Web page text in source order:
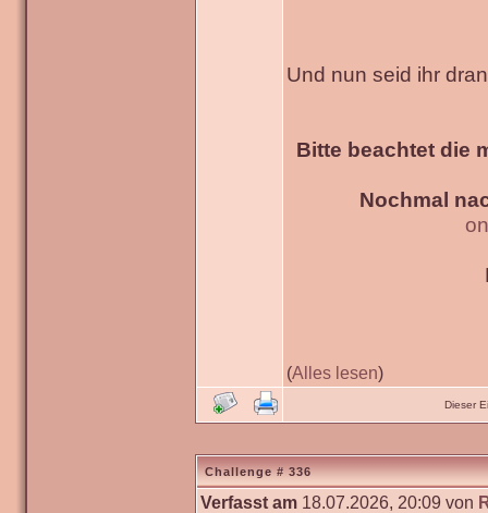
Und nun seid ihr
Bitte beachtet die
Nochmal
(Alles lesen)
Dieser
Challenge # 336
Verfasst am 18.07.2026, 20:09 von